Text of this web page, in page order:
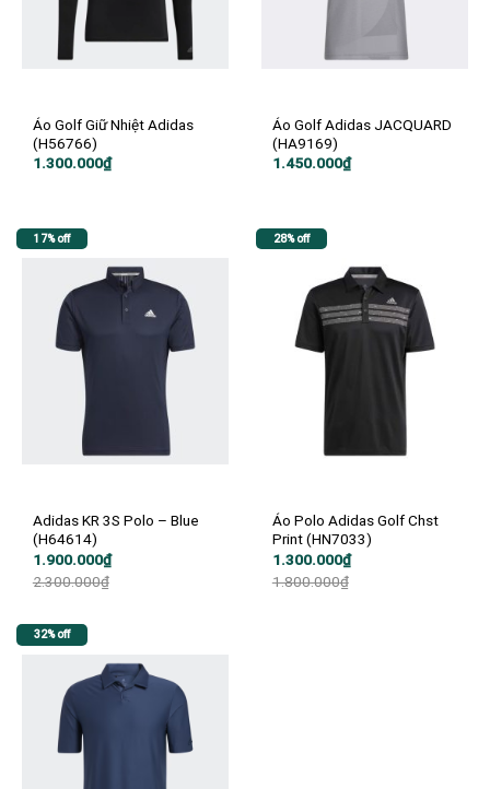
Áo Golf Giữ Nhiệt Adidas
(H56766)
1.300.000₫
Áo Golf Adidas JACQUARD
(HA9169)
1.450.000₫
17% off
Adidas KR 3S Polo – Blue
(H64614)
2.300.000₫
Giá
là:
1.900.000₫
Giá
tại
28% off
Áo Polo Adidas Golf Chst
Print (HN7033)
1.800.000₫
Giá
là:
1.300.000₫
Giá
tại
32% off